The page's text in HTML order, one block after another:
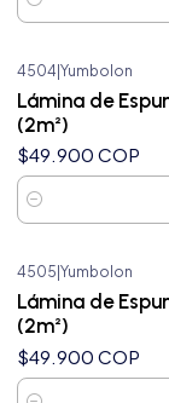
Cantidad
4504 Yumbolon
Lámina de
(2m²)
$49.900 COP
Cantidad
4505 Yumbolon
Lámina de
(2m²)
$49.900 COP